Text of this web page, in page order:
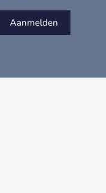
Aanmelden